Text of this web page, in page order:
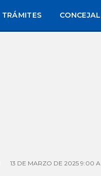
TRÁMITES
13 DE MARZO DE 2025 9:00